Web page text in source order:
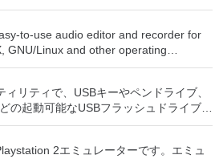
ク管理ユーティリティです。パーティシ
テムドライブ用）、ディスク領域の管
パーティションテーブル（GPT）ディス
の問題の解決を可能にします。 パーテ
/移動システムドライブを拡張するディ
をコピーパーティションをマージ分割パ
を再分配するダイナミックディスクの変
復する
to-use audio editor and recorder for
GNU/Linux and other operating
live audio. Convert
recordings or CDs. Edit Ogg
files. Cut, copy, splice or mix
Add new effects with LADSPA plug-ins. And more!
リティで、USBキーやペンドライブ、
の起動可能なUSBフラッシュドライブを
Rufusは、次のシナリオで
ールメディアを作成する必要がある場
2エミュレーターです。エミュ